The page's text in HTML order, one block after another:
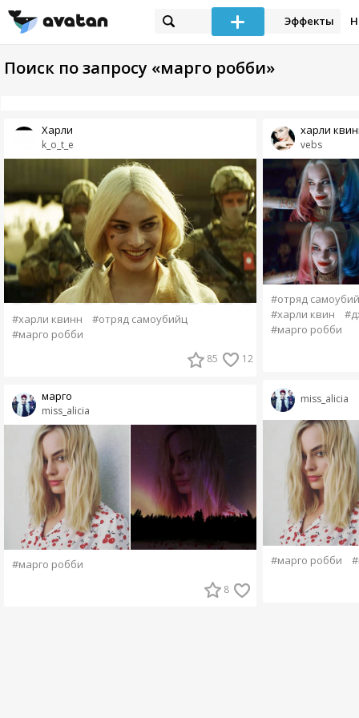
Эффекты
Поиск по запросу «марго робби»
k_o_t_e
Харли
#харли квинн
#отряд самоубийц
#марго робби
85 12
miss_alicia
марго
#марго робби
8
vebs
харли
#отряд
#харли квин
#марго робби
miss_alicia
#марго робби